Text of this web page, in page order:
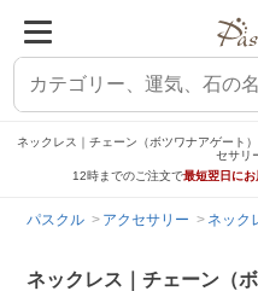
ネックレス｜チェーン（ボツワナアゲート
セサリ
12時までのご注文で最短翌日にお
パスクル アクセサリー ネック
ネックレス｜チェーン（